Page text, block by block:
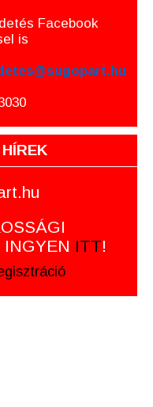
Facebook
is
ITT!